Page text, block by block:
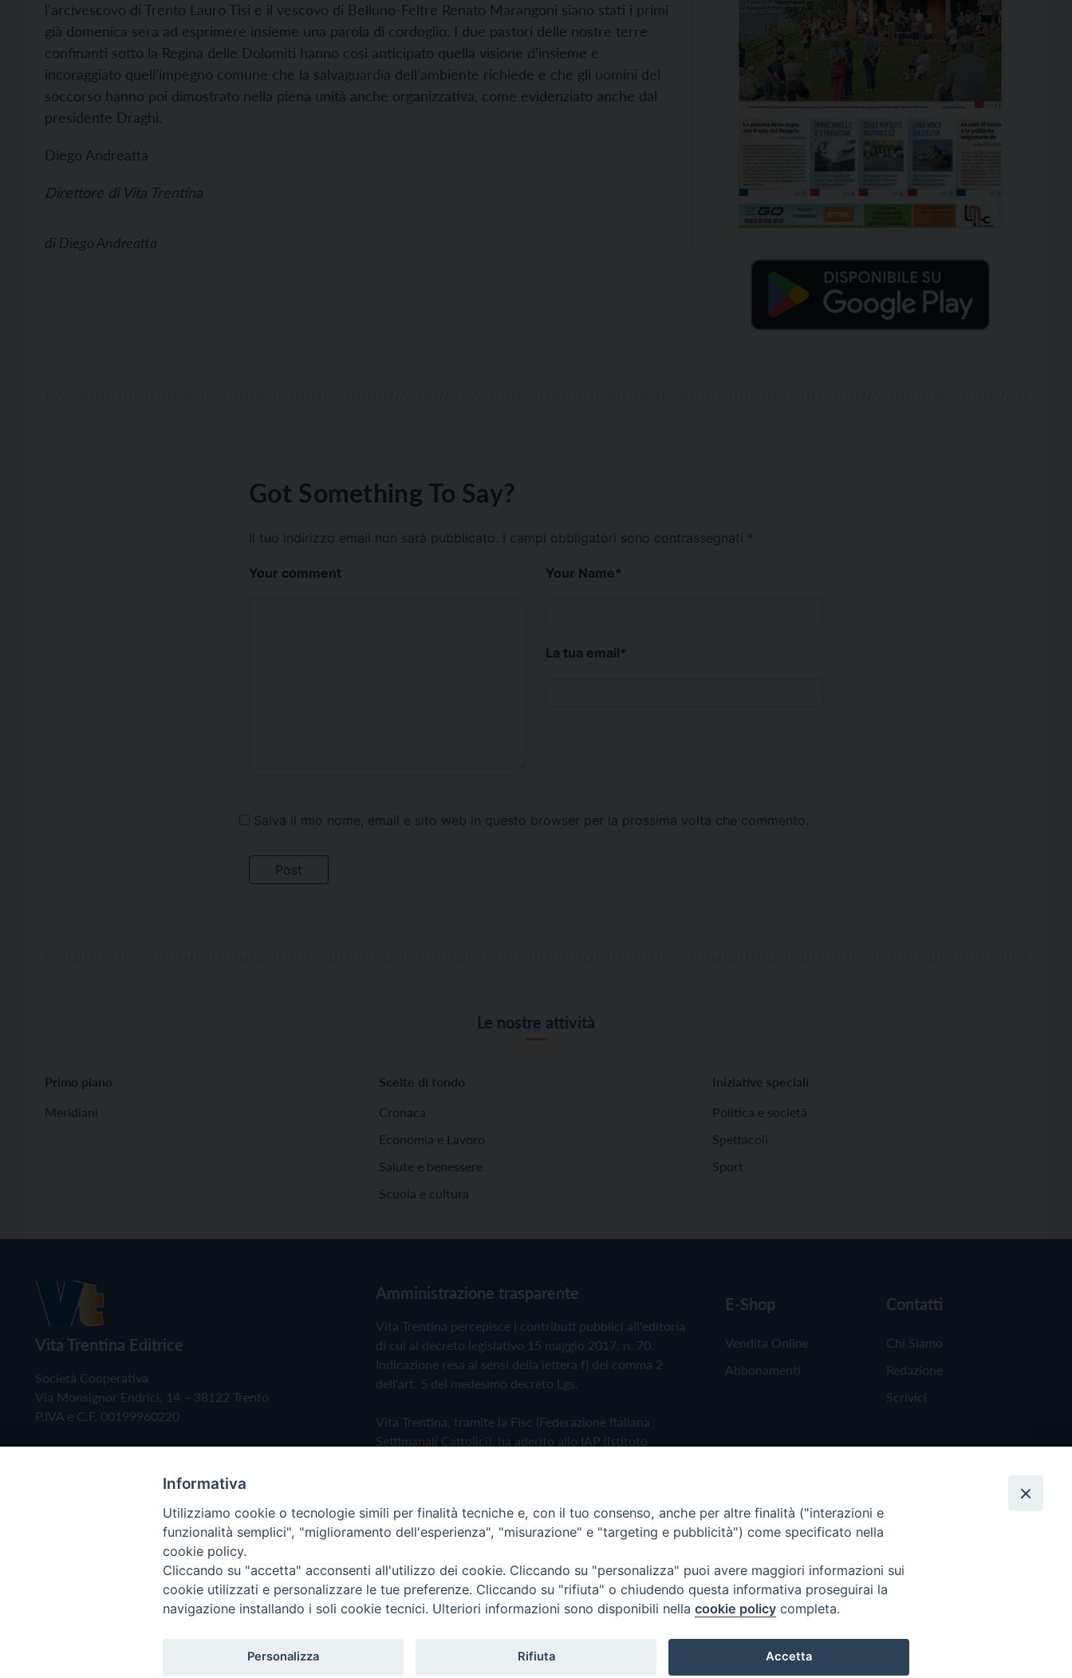
l’arcivescovo di Trento Lauro Tisi e il vescovo di Belluno-Feltre Renato Marangoni siano stati i primi
già domenica sera ad esprimere insieme una parola di cordoglio. I due pastori delle nostre terre
confinanti sotto la Regina delle Dolomiti hanno così anticipato quella visione d’insieme e
incoraggiato quell’impegno comune che la salvaguardia dell’ambiente richiede e che gli uomini del
soccorso hanno poi dimostrato nella piena unità anche organizzativa, come evidenziato anche dal
presidente Draghi.
Diego Andreatta
Direttore di Vita Trentina
di Diego Andreatta
Got Something To Say?
Il tuo indirizzo email non sarà pubblicato. I campi obbligatori sono contrassegnati *
Your comment Your Name*
La tua email*
Salva il mio nome, email e sito web in questo browser per la prossima volta che commento.
Le nostre attività
Primo piano
Meridiani
Scelte di fondo
Cronaca
Economia e Lavoro
Salute e benessere
Scuola e cultura
Iniziative speciali
Politica e società
Spettacoli
Sport
Vita Trentina Editrice
Società Cooperativa
Via Monsignor Endrici, 14 – 38122 Trento
P.IVA e C.F. 00199960220
Amministrazione trasparente
Vita Trentina percepisce i contributi pubblici all'editoria
di cui al decreto legislativo 15 maggio 2017, n. 70.
Indicazione resa ai sensi della lettera f) del comma 2
dell'art. 5 del medesimo decreto Lgs.
Vita Trentina, tramite la Fisc (Federazione Italiana
Settimanali Cattolici), ha aderito allo IAP (Istituto
Privacy Policy Cookie Policy
E-Shop
Vendita Online
Abbonamenti
Contatti
Chi Siamo
Redazione
Scrivici
Copyright © 2019 - Tutti i diritti riservati - Vita Trentina Editrice
Informativa
Utilizziamo cookie o tecnologie simili per finalità tecniche e, con il tuo consenso, anche per altre finalità ("interazioni e
funzionalità semplici", "miglioramento dell'esperienza", "misurazione" e "targeting e pubblicità") come specificato nella
cookie policy.
Cliccando su "accetta" acconsenti all'utilizzo dei cookie. Cliccando su "personalizza" puoi avere maggiori informazioni sui
cookie utilizzati e personalizzare le tue preferenze. Cliccando su "rifiuta" o chiudendo questa informativa proseguirai la
navigazione installando i soli cookie tecnici. Ulteriori informazioni sono disponibili nella cookie policy completa.
Personalizza Rifiuta Accetta